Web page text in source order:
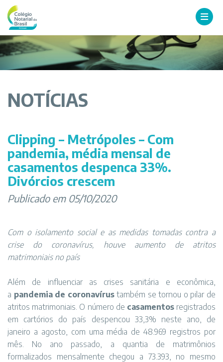
NOTÍCIAS
Clipping – Metrópoles – Com
pandemia, média mensal de
casamentos despenca 33%.
Divórcios crescem
Publicado em 05/10/2020
Com o isolamento social e as medidas tomadas contra a
crise do coronavírus, houve aumento de atritos
matrimoniais no país
Além de influenciar as crises sanitária e econômica,
a pandemia de coronavírustambém se tornou o pilar de
atritos matrimoniais. O número de casamentos registrados
em cartórios do país despencou 33,3% neste ano, de
janeiro a agosto, com uma média de 48.969 registros por
mês. No ano passado, a quantia de matrimônios
formalizados mensalmente chegou a 73.393, no mesmo